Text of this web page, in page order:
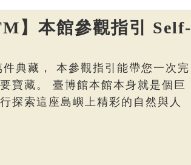
】本館參觀指引 Self-
典藏， 本參觀指引能帶您一次完
寶藏。 臺博館本館本身就是個巨
探索這座島嶼上精彩的自然與人